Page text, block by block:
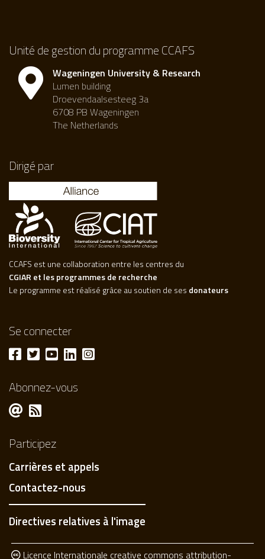
Unité de gestion du programme CCAFS
Wageningen University & Research
Lumen building
Droevendaalsesteeg 3a
6708 PB Wageningen
The Netherlands
Dirigé par
CCAFS est une collaboration entre les centres du
CGIAR et les programmes de recherche
Le programme est réalisé grâce au soutien de ses donateurs
Se connecter
Abonnez-vous
Participez
Carrières et appels
Contactez-nous
Directives relatives à l'image
Licence Internationale creative commons attribution-